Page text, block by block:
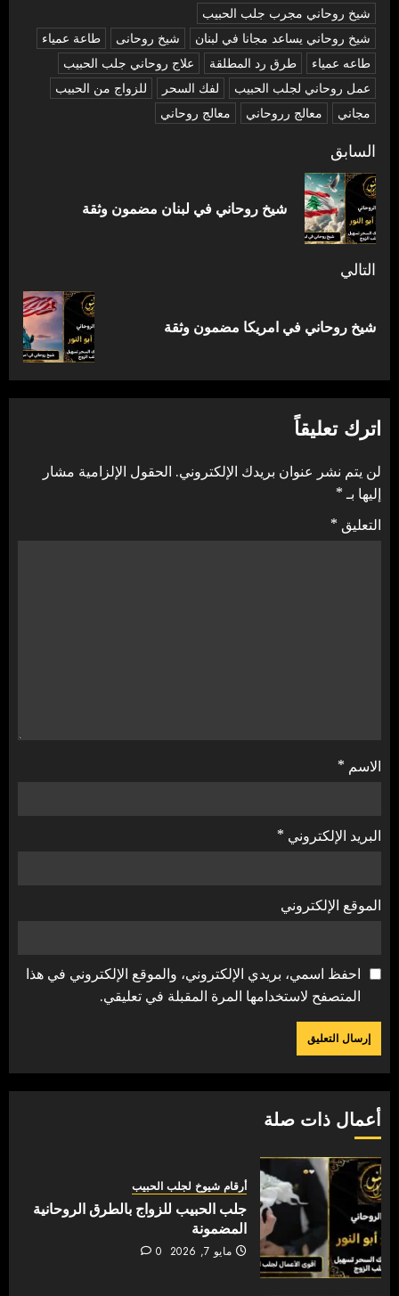
شیخ روحاني مجرب جلب الحبيب
شیخ روحاني يساعد مجانا في لبنان
شیخ روحانی
طاعة عمياء
طاعه عمياء
طرق رد المطلقة
علاج روحاني جلب الحبيب
عمل روحاني لجلب الحبيب
لفك السحر
للزواج من الحبيب
مجاني
معالج رروحاني معالج روحاني
تصفّح
المقالات
السابق
شيخ روحاني في لبنان مضمون وثقة
التالي
المقالة
شيخ روحاني في امريكا مضمون وثقة
اترك تعليقاً
لن يتم نشر عنوان بريدك الإلكتروني. الحقول الإلزامية مشار
إليها بـ*
التعليق *
الاسم *
البريد الإلكتروني *
الموقع الإلكتروني
احفظ اسمي، بريدي الإلكتروني، والموقع الإلكتروني في هذا
المتصفح لاستخدامها المرة المقبلة في تعليقي.
أعمال ذات صلة
أرقام شيوخ لجلب الحبيب
جلب الحبيب للزواج بالطرق الروحانية
المضمونة
مايو 7, 2026 0